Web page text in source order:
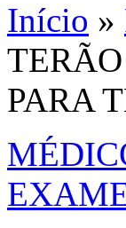
Início »
PARA